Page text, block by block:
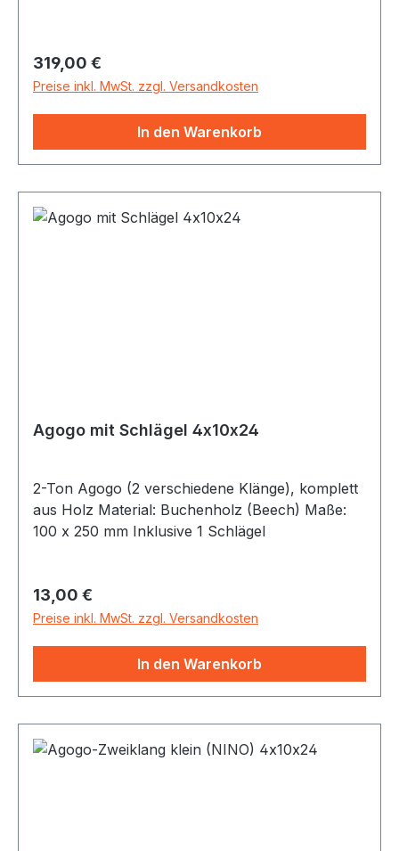
Regulärer Preis:
319,00 €
Preise inkl. MwSt. zzgl. Versandkosten
In den Warenkorb
Agogo mit Schlägel 4x10x24
2-Ton Agogo (2 verschiedene Klänge), komplett
aus Holz Material: Buchenholz (Beech) Maße:
100 x 250 mm Inklusive 1 Schlägel
Regulärer Preis:
13,00 €
Preise inkl. MwSt. zzgl. Versandkosten
In den Warenkorb